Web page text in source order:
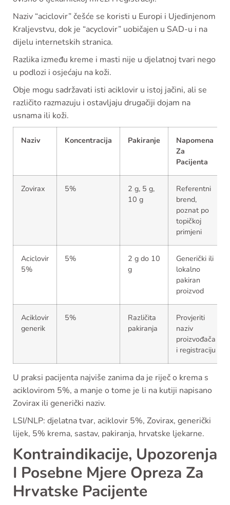
Naziv “aciclovir” češće se koristi u Europi i Ujedinjenom
Kraljevstvu, dok je “acyclovir” uobičajen u SAD-u i na
dijelu internetskih stranica.
Razlika između kreme i masti nije u djelatnoj tvari nego
u podlozi i osjećaju na koži.
Obje mogu sadržavati isti aciklovir u istoj jačini, ali se
različito razmazuju i ostavljaju drugačiji dojam na
usnama ili koži.
Naziv Koncentracija Pakiranje
Napomena
Za
Pacijenta
Zovirax 5%
2 g, 5 g,
10 g
Referentni
brend,
poznat po
topičkoj
primjeni
Aciclovir
5%
5%
2 g do 10
g
Generički ili
lokalno
pakiran
proizvod
Aciklovir
generik
5%
Različita
pakiranja
Provjeriti
naziv
proizvođača
i registraciju
U praksi pacijenta najviše zanima da je riječ o krema s
aciklovirom 5%, a manje o tome je li na kutiji napisano
Zovirax ili generički naziv.
LSI/NLP: djelatna tvar, aciklovir 5%, Zovirax, generički
lijek, 5% krema, sastav, pakiranja, hrvatske ljekarne.
Kontraindikacije, Upozorenja
I Posebne Mjere Opreza Za
Hrvatske Pacijente